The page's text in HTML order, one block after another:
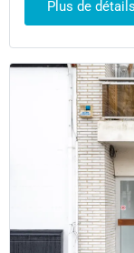
Plus de détails